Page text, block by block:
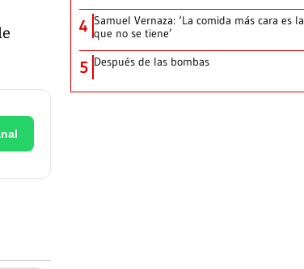
4 Samuel Vernaza: ‘La comida más cara es la
que no se tiene’
5 Después de las bombas